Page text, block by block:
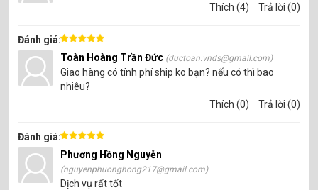
Thích (4)
Trả lời (0)
Đánh giá:
Toàn Hoàng Trần Đức (ductoan.vnds@gmail.com)
Giao hàng có tính phí ship ko bạn? nếu có thì bao
nhiêu?
Thích (0)
Trả lời (0)
Đánh giá:
Phương Hồng Nguyễn
(nguyenphuonghong217@gmail.com)
Dịch vụ rất tốt